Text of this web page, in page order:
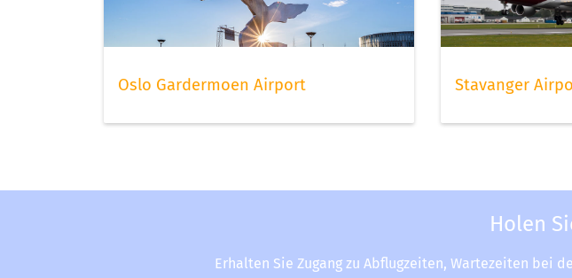
Oslo Gardermoen Airport Stavanger
Holen
Erhalten Sie Zugang zu Abflugzeiten, Wartezeiten bei